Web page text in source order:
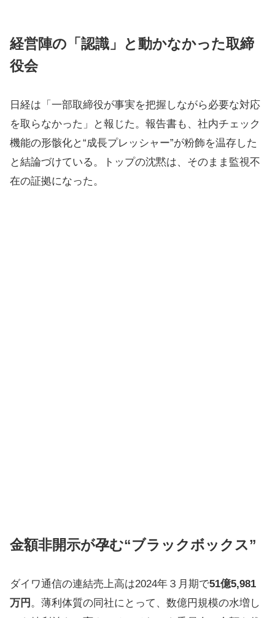
経営陣の「認識」と動かなかった取締
役会
日経は「一部取締役が事実を把握しながら必要な対応
を取らなかった」と報じた。報告書も、社内チェック
機能の形骸化と“成長プレッシャー”が粉飾を温存した
と結論づけている。トップの沈黙は、そのまま監視不
在の証拠になった。
金額非開示が孕む“ブラックボックス”
ダイワ通信の連結売上高は2024年３月期で51億5,981
万円 。薄利体質の同社にとって、数億円規模の水増し